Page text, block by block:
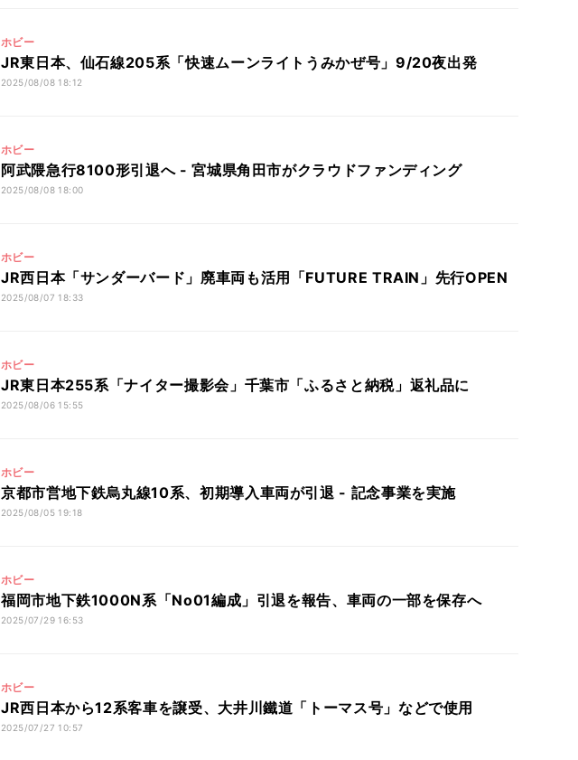
ホビー
JR東日本、仙石線205系「快速ムーンライトうみかぜ号」9/20夜出発
2025/08/08 18:12
ホビー
阿武隈急行8100形引退へ - 宮城県角田市がクラウドファンディング
2025/08/08 18:00
ホビー
JR西日本「サンダーバード」廃車両も活用「FUTURE TRAIN」先行OPEN
2025/08/07 18:33
ホビー
JR東日本255系「ナイター撮影会」千葉市「ふるさと納税」返礼品に
2025/08/06 15:55
ホビー
京都市営地下鉄烏丸線10系、初期導入車両が引退 - 記念事業を実施
2025/08/05 19:18
ホビー
福岡市地下鉄1000N系「No01編成」引退を報告、車両の一部を保存へ
2025/07/29 16:53
ホビー
JR西日本から12系客車を譲受、大井川鐵道「トーマス号」などで使用
2025/07/27 10:57